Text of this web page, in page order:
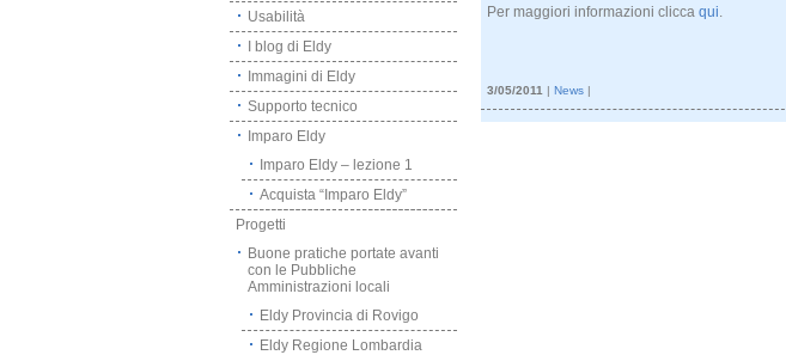
Usabilità
I blog di Eldy
Immagini di Eldy
Supporto tecnico
Imparo Eldy
Imparo Eldy – lezione 1
Acquista “Imparo Eldy”
Progetti
Buone pratiche portate avanti
con le Pubbliche
Amministrazioni locali
Eldy Provincia di Rovigo
Eldy Regione Lombardia
Per maggiori informazioni clicca qui.
3/05/2011 | News |